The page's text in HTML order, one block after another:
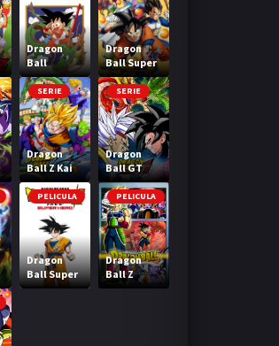
Dragon
Ball
Dragon
Ball Super
SERIE
Dragon
Ball Z Kai
SERIE
Dragon
Ball GT
PELICULA
Dragon
Ball Super
Super Hero
PELICULA
Dragon
Ball Z
Bardock El